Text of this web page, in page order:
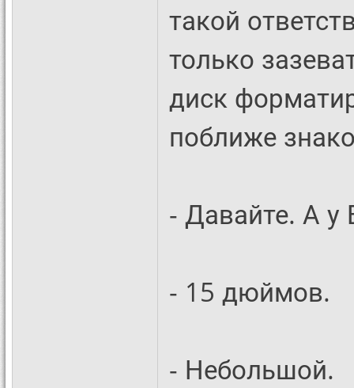
такой
только
диск
поближе
- Давайте. А у
- 15 дюймов.
- Небольшой.